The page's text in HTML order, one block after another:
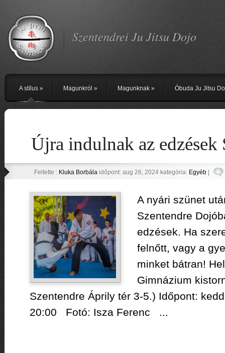
Szentendrei Ju Jitsu Dojo
A stílus» Magunkról » Magunknak» Óbuda Ju Jitsu
Újra indulnak az edzések
Feltette : Kluka Borbálaidőpont: aug 26, 2024 kategória: Egyéb|
A nyári szünet
Szentendre
edzések. Ha
felnőtt, vagy a
minket bátran!
Gimnázium
Szentendre Áprily tér 3-5.) Időpont:
20:00 Fotó: Isza Ferenc ...